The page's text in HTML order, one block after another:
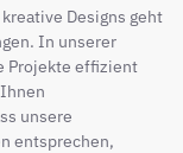
Designs geht
In unserer
Projekte effizient
unsere
entsprechen,